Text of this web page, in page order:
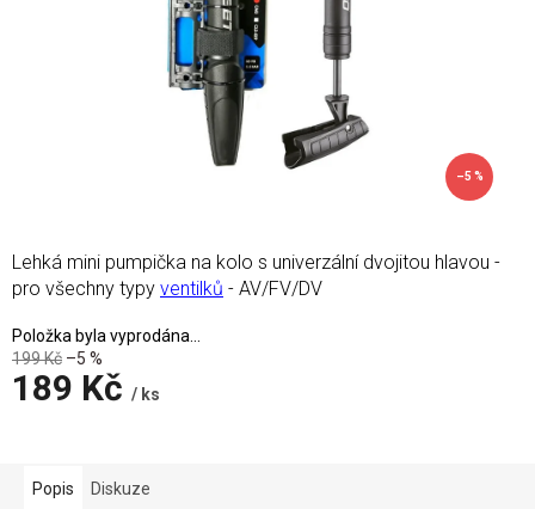
–5 %
199 Kč –5 %
189 Kč / ks
Položka byla vyprodána…
Lehká mini pumpička na kolo s univerzální dvojitou hlavou -
pro všechny typy ventilků - AV/FV/DV
Popis Diskuze